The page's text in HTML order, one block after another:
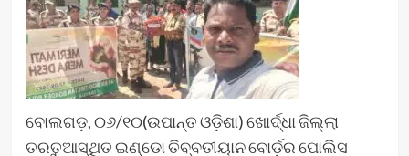
ବୋଲଗଡ଼, ୦୬/୧୦(ଉପାନ୍ତ ଓଡ଼ିଶା) ଖୋର୍ଦ୍ଧା ଜିଲ୍ଲା
ତରତୁଆସ୍ଥିତ ଇଣ୍ଡୋ ତିବ୍ବତୀୟାନ ବୋର୍ଡ଼ର ପୋଲିସ